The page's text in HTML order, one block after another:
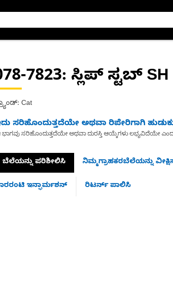
7823: ಸ್ಲಿಪ್ ಸ್ಟಬ್ SH
Cat
ಸರಿಹೊಂದುತ್ತದೆಯೇ ಅಥವಾ ರಿಪೇರಿಗಾಗಿ
ಸರಿಹೊಂದುತ್ತದೆಯೇ ಅಥವಾ ದುರಸ್ತಿ ಆಯ್ಕೆಗಳು ಲಭ್ಯವಿದೆಯೇ
ಬೆಲೆಯನ್ನು ಪರಿಶೀಲಿಸಿ ನಿಮ್ಮಗ್ರಾಹಕರಬೆಲೆಯನ್ನು
ಇನ್ಫಾರ್ಮಶನ್ ರಿಟರ್ನ್ ಪಾಲಿಸಿ